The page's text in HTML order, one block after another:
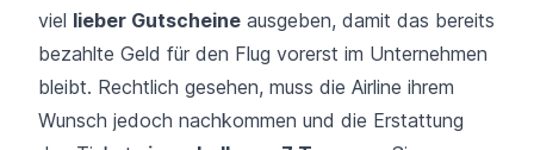
viel lieber Gutscheine ausgeben, damit das bereits
bezahlte Geld für den Flug vorerst im Unternehmen
bleibt. Rechtlich gesehen, muss die Airline ihrem
Wunsch jedoch nachkommen und die Erstattung